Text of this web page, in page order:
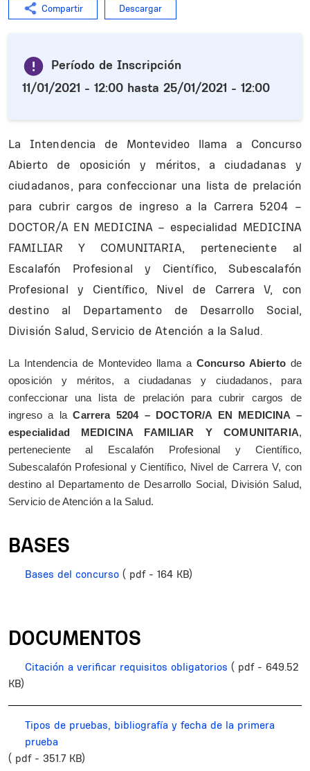
Compartir Descargar
Período de Inscripción
11/01/2021 - 12:00 hasta 25/01/2021 - 12:00
La Intendencia de Montevideo llama a Concurso
Abierto de oposición y méritos, a ciudadanas y
ciudadanos, para confeccionar una lista de prelación
para cubrir cargos de ingreso a la Carrera 5204 –
DOCTOR/A EN MEDICINA – especialidad MEDICINA
FAMILIAR Y COMUNITARIA, perteneciente al
Escalafón Profesional y Científico, Subescalafón
Profesional y Científico, Nivel de Carrera V, con
destino al Departamento de Desarrollo Social,
División Salud, Servicio de Atención a la Salud.
La Intendencia de Montevideo llama a Concurso Abiertode
oposición y méritos, a ciudadanas y ciudadanos, para
confeccionar una lista de prelación para cubrir cargos de
ingreso a laCarrera 5204 – DOCTOR/A EN MEDICINA –
especialidad MEDICINA FAMILIAR Y COMUNITARIA,
perteneciente al Escalafón Profesional y Científico,
Subescalafón Profesional y Científico, Nivel de Carrera V, con
destino al Departamento de Desarrollo Social, División Salud,
Servicio de Atención a la Salud.
BASES
Bases del concurso ( pdf - 164 KB)
DOCUMENTOS
Citación a verificar requisitos obligatorios ( pdf - 649.52
KB)
Tipos de pruebas, bibliografía y fecha de la primera
prueba
( pdf - 351.7 KB)